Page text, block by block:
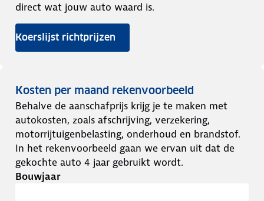
direct wat jouw auto waard is.
Koerslijst richtprijzen
Kosten per maand rekenvoorbeeld
Behalve de aanschafprijs krijg je te maken met
autokosten, zoals afschrijving, verzekering,
motorrijtuigenbelasting, onderhoud en brandstof.
In het rekenvoorbeeld gaan we ervan uit dat de
gekochte auto 4 jaar gebruikt wordt.
Bouwjaar